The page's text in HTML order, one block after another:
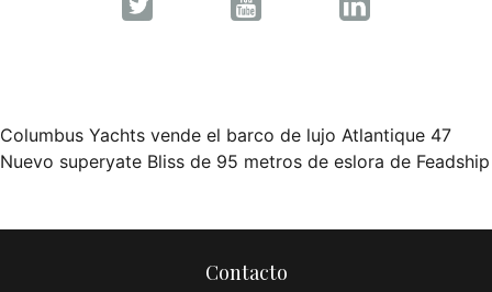
Navegación
entradas
Columbus Yachts vende el barco de lujo Atlantique 47
Nuevo superyate Bliss de 95 metros de eslora de Feadship
Contacto